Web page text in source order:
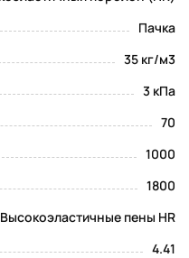
Пачка
35 кг/м3
3 кПа
70
1000
1800
Высокоэластичные пены HR
4.41